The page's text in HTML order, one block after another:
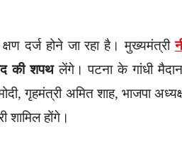
दर्ज होने जा रहा है। मुख्यमंत्री
की शपथलेंगे। पटना के गांधी
गृहमंत्री अमित शाह, भाजपा
शामिल होंगे।